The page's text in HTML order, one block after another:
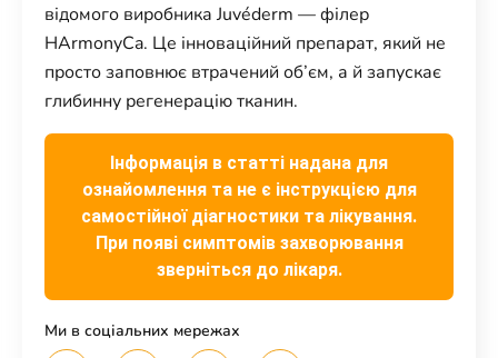
відомого виробника Juvéderm — філер
HArmonyCa. Це інноваційний препарат, який не
просто заповнює втрачений об’єм, а й запускає
глибинну регенерацію тканин.
Інформація в статті надана для
ознайомлення та не є інструкцією для
самостійної діагностики та лікування.
При появі симптомів захворювання
зверніться до лікаря.
Ми в соціальних мережах